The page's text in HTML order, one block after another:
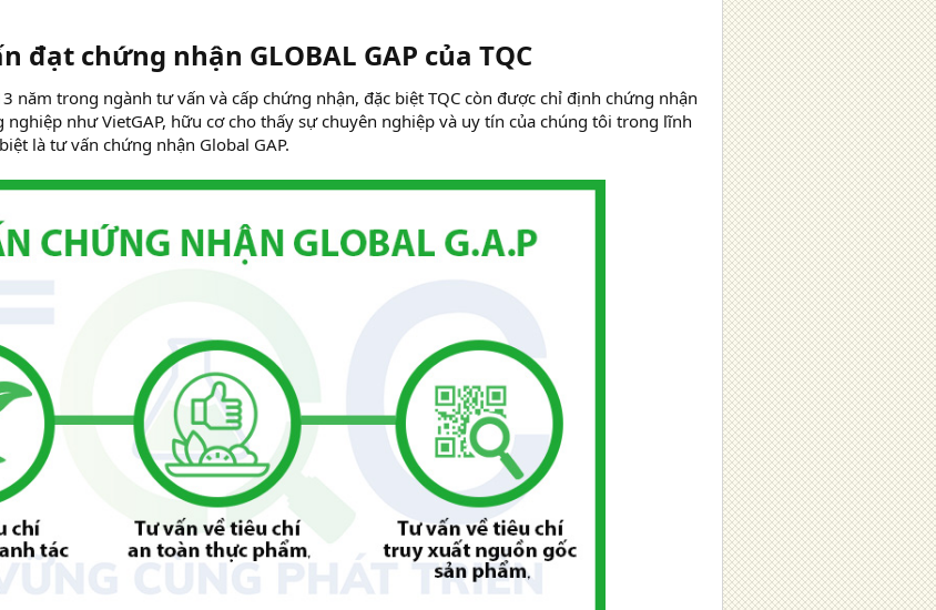
đạt chứng nhận GLOBAL GAP của TQC​
năm trong ngành tư vấn và cấp chứng nhận, đặc biệt TQC còn được chỉ định chứng nhận
nghiệp như VietGAP, hữu cơ cho thấy sự chuyên nghiệp và uy tín của chúng tôi trong lĩnh
là tư vấn chứng nhận Global GAP.